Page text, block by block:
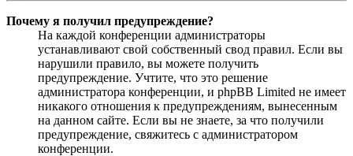
Почему я получил предупреждение?
На каждой конференции администраторы
устанавливают свой собственный свод правил. Если вы
нарушили правило, вы можете получить
предупреждение. Учтите, что это решение
администратора конференции, и phpBB Limited не имеет
никакого отношения к предупреждениям, вынесенным
на данном сайте. Если вы не знаете, за что получили
предупреждение, свяжитесь с администратором
конференции.